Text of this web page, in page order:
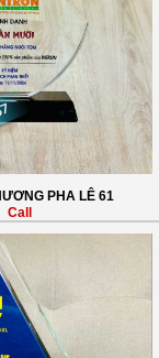
PHA LÊ 61
Call